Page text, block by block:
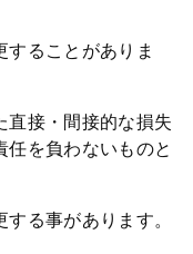
することがありま
直接・間接的な損失
任を負わないものと
る事があります。